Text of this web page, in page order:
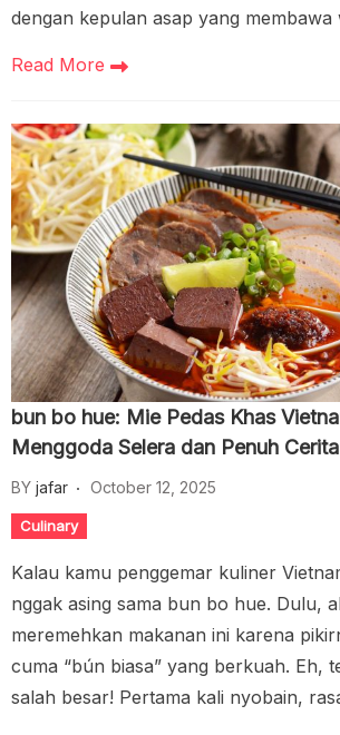
dengan kepulan asap yang membawa
Read More
bun bo hue: Mie Pedas Khas
Menggoda Selera dan Penuh Cerita
BY jafar October 12, 2025
Culinary
Kalau kamu penggemar kuliner
nggak asing sama bun bo hue. Dulu,
meremehkan makanan ini karena
cuma “bún biasa” yang berkuah. Eh,
salah besar! Pertama kali nyobain,